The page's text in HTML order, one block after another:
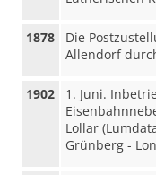
1878
Die
Allendorf
1902
1. Juni.
Lollar
Grünberg -